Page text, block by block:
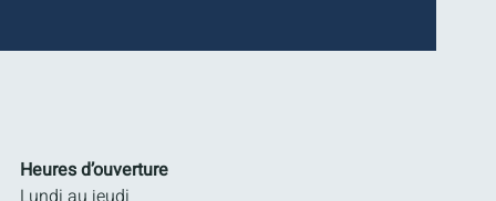
Heures d’ouverture